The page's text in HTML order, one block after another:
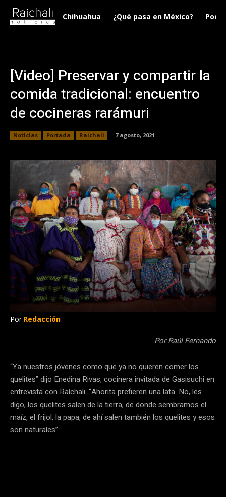
Chihuahua ¿Qué pasa en México?
[Video] Preservar y compartir la
comida tradicional: encuentro
de cocineras rarámuri
Noticias Portada Raichali 7 agosto, 2021
Por Redacción
Por Raúl Fernando
“Ya nuestros jóvenes como que ya no quieren comer los
quelites” dijo Enedina Rivas, cocinera invitada de Gasisuchi en
entrevista con Raíchali. “Ahorita prefieren una lata. No, les
digo, los quelites salen de la tierra, de donde sembramos el
maíz, el frijol, la papa, de ahí salen también los quelites y esos
son naturales”.